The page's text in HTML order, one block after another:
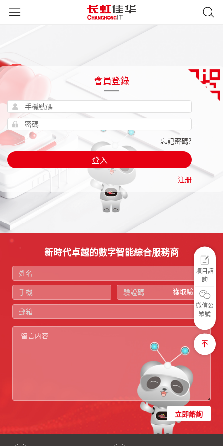
會員登錄
忘記密碼?
登入
注册
項目諮
詢
微信公
眾號
新時代卓越的數字智能綜合服務商
獲取驗證碼
立即諮詢